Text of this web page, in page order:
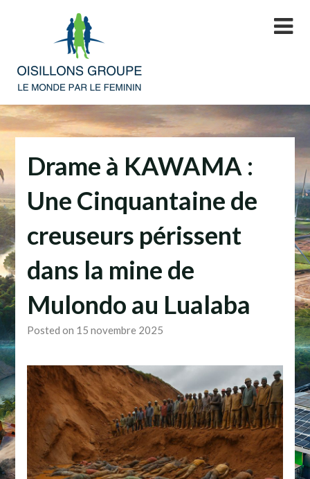
Drame à KAWAMA :
Une Cinquantaine de
creuseurs périssent
dans la mine de
Mulondo au Lualaba
Posted on 15 novembre 2025